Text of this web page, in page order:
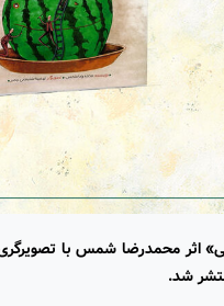
اثر محمدرضا شمس با
شد.